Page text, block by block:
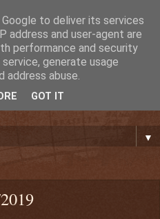
ΔΑΝΕΙΟΛΗΠΤΩΝ
▼
to deliver its services
address and user-agent are
performance and security
generate usage
abuse.
GOT IT